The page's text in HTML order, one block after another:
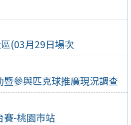
(03月29日場次
參與匹克球推廣現況調查
賽-桃園市站